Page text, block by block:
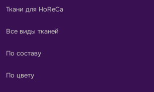
Ткани для HoReCa
Все виды тканей
По составу
По цвету